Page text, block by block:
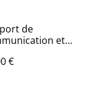
de
et
€